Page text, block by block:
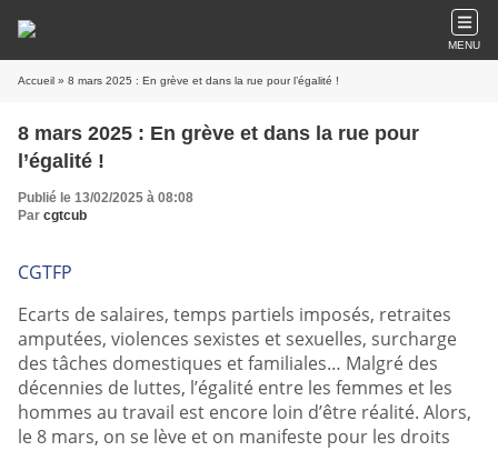
MENU
Accueil » 8 mars 2025 : En grève et dans la rue pour l’égalité !
8 mars 2025 : En grève et dans la rue pour
l’égalité !
Publié le 13/02/2025 à 08:08
Par cgtcub
CGTFP
Ecarts de salaires, temps partiels imposés, retraites
amputées, violences sexistes et sexuelles, surcharge
des tâches domestiques et familiales… Malgré des
décennies de luttes, l’égalité entre les femmes et les
hommes au travail est encore loin d’être réalité. Alors,
le 8 mars, on se lève et on manifeste pour les droits